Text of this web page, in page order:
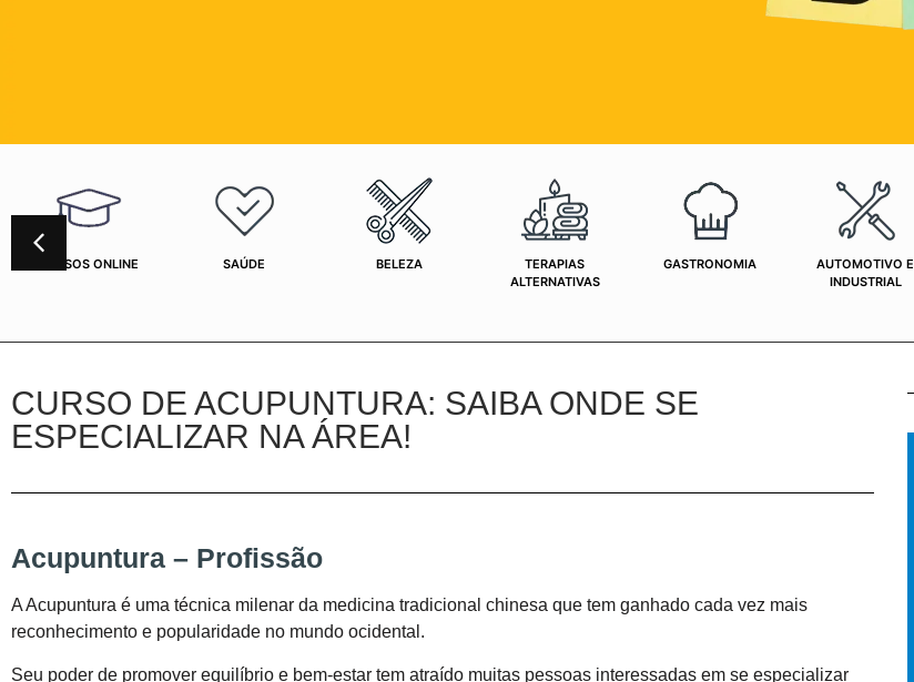
CURSOS ONLINE SAÚDE BELEZA
TERAPIAS
ALTERNATIVAS
GASTRONOMIA
AUTOMOTIVO E
INDUSTRIAL
CURSO DE ACUPUNTURA: SAIBA ONDE SE
ESPECIALIZAR NA ÁREA!
Acupuntura – Profissão
A Acupuntura é uma técnica milenar da medicina tradicional chinesa que tem ganhado cada vez mais
reconhecimento e popularidade no mundo ocidental.
Seu poder de promover equilíbrio e bem-estar tem atraído muitas pessoas interessadas em se especializar